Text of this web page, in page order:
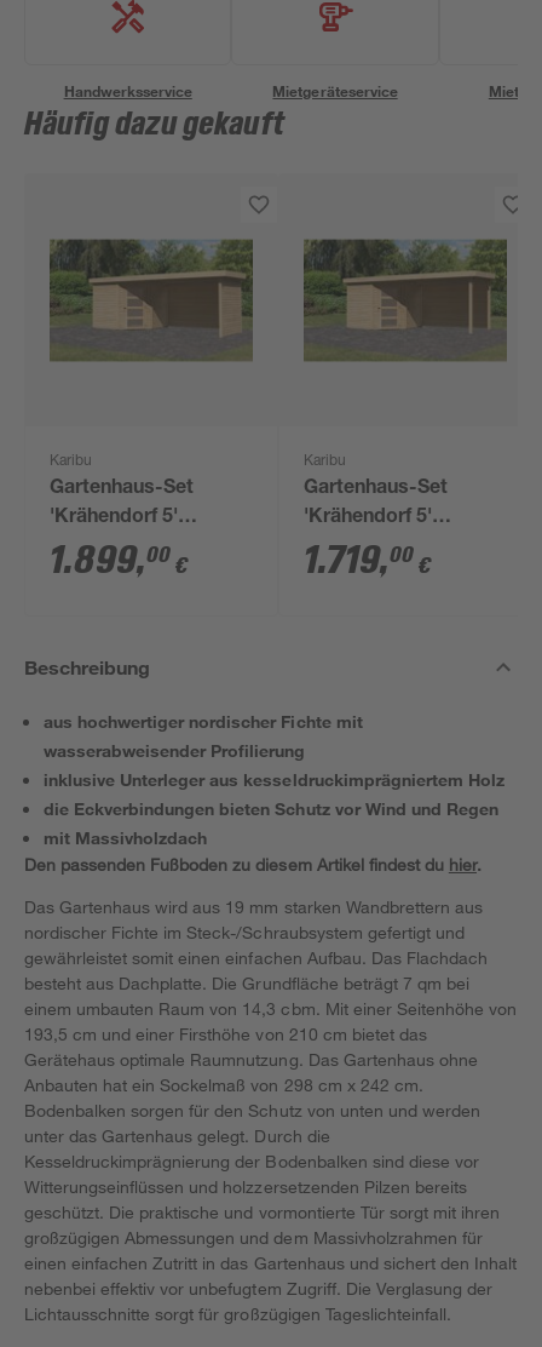
Handwerksservice Mietgeräteservice
Häufig dazu gekauft
Karibu
Gartenhaus-Set
'Krähendorf 5'
naturbelassen mit
Anbaudach, Seiten-
1.899,00 €
Karibu
Gartenhaus-Set
'Krähendorf 5'
naturbelassen mit
Anbaudach und
1.719,00 €
Beschreibung
aus hochwertiger nordischer Fichte mit
wasserabweisender Profilierung
inklusive Unterleger aus kesseldruckimprägniertem Holz
die Eckverbindungen bieten Schutz vor Wind und Regen
mit Massivholzdach
Den passenden Fußboden zu diesem Artikel findest du hier.
Das Gartenhaus wird aus 19 mm starken Wandbrettern aus
nordischer Fichte im Steck-/Schraubsystem gefertigt und
gewährleistet somit einen einfachen Aufbau. Das Flachdach
besteht aus Dachplatte. Die Grundfläche beträgt 7 qm bei
einem umbauten Raum von 14,3 cbm. Mit einer Seitenhöhe von
193,5 cm und einer Firsthöhe von 210 cm bietet das
Gerätehaus optimale Raumnutzung. Das Gartenhaus ohne
Anbauten hat ein Sockelmaß von 298 cm x 242 cm.
Bodenbalken sorgen für den Schutz von unten und werden
unter das Gartenhaus gelegt. Durch die
Kesseldruckimprägnierung der Bodenbalken sind diese vor
Witterungseinflüssen und holzzersetzenden Pilzen bereits
geschützt. Die praktische und vormontierte Tür sorgt mit ihren
großzügigen Abmessungen und dem Massivholzrahmen für
einen einfachen Zutritt in das Gartenhaus und sichert den Inhalt
nebenbei effektiv vor unbefugtem Zugriff. Die Verglasung der
Lichtausschnitte sorgt für großzügigen Tageslichteinfall.